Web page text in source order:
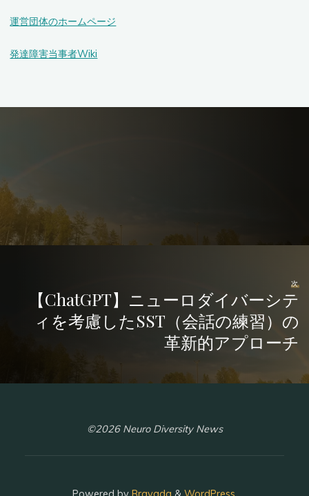
運営団体のホームページ
発達障害当事者Wiki
次
【ChatGPT】ニューロダイバーシテ
ィを考慮したSST（会話の練習）の
革新的アプローチ
©2026 Neuro Diversity News